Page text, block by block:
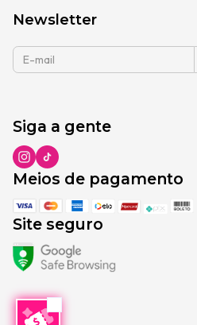
Newsletter
Siga a gente
Meios de pagamento
Site seguro